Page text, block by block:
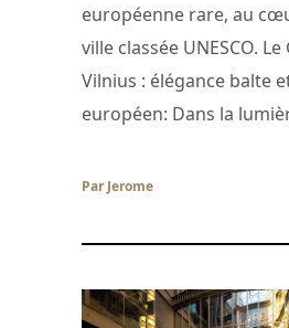
européenne rare, au
ville classée UNESCO.
Vilnius : élégance balte
européen: Dans la
Par Jerome